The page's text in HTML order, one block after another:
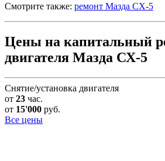
Смотрите также: ремонт Мазда СХ-5
Цены на капитальный
двигателя Мазда СХ-5
Снятие/установка двигателя
от 23 час.
от 15'000 руб.
Все цены